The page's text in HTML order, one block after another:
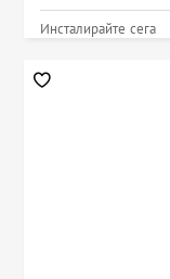
Инсталирайте сега